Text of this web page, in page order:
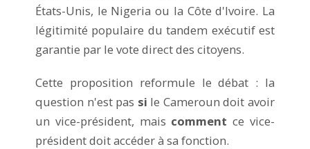
États-Unis, le Nigeria ou la Côte d'Ivoire. La
légitimité populaire du tandem exécutif est
garantie par le vote direct des citoyens.
Cette proposition reformule le débat : la
question n'est pas si le Cameroun doit avoir
un vice-président, mais comment ce vice-
président doit accéder à sa fonction.